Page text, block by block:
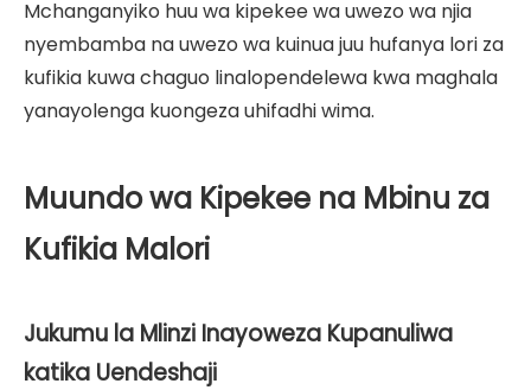
Mchanganyiko huu wa kipekee wa uwezo wa njia
nyembamba na uwezo wa kuinua juu hufanya lori za
kufikia kuwa chaguo linalopendelewa kwa maghala
yanayolenga kuongeza uhifadhi wima.
Muundo wa Kipekee na Mbinu za
Kufikia Malori
Jukumu la Mlinzi Inayoweza Kupanuliwa
katika Uendeshaji